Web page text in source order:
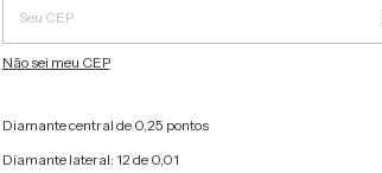
Não sei meu CEP
Diamante central de 0,25 pontos
Diamante lateral: 12 de 0,01